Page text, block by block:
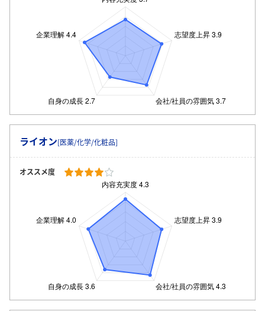
ライオン[医薬/化学/化粧品]
オススメ度
ログイン・会員登録